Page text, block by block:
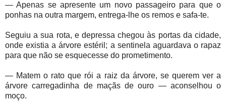
— Apenas se apresente um novo passageiro para que o
ponhas na outra margem, entrega-lhe os remos e safa-te.
Seguiu a sua rota, e depressa chegou às portas da cidade,
onde existia a árvore estéril; a sentinela aguardava o rapaz
para que não se esquecesse do prometimento.
— Matem o rato que rói a raiz da árvore, se querem ver a
árvore carregadinha de maçãs de ouro — aconselhou o
moço.